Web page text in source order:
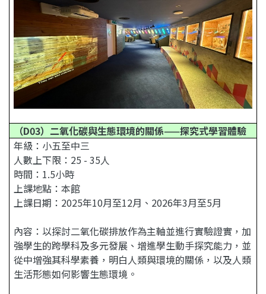
（D03）二氧化碳與生態環境的關係——探究式學習體驗
年級：小五至中三
人數上下限：25 - 35人
時間：1.5小時
上課地點：本館
上課日期：2025年10月至12月、2026年3月至5月
內容：以探討二氧化碳排放作為主軸並進行實驗證實，加
強學生的跨學科及多元發展、增進學生動手探究能力，並
從中增強其科學素養，明白人類與環境的關係，以及人類
生活形態如何影響生態環境。